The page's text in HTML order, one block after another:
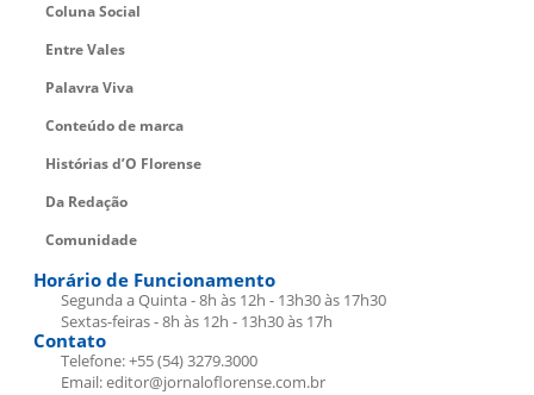
Coluna Social
Entre Vales
Palavra Viva
Conteúdo de marca
Histórias d’O Florense
Da Redação
Comunidade
Horário de Funcionamento
Segunda a Quinta - 8h às 12h - 13h30 às 17h30
Sextas-feiras - 8h às 12h - 13h30 às 17h
Contato
Telefone: +55 (54) 3279.3000
Email: editor@jornaloflorense.com.br